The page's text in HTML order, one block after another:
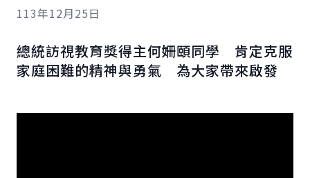
113年12月25日
總統訪視教育獎得主何姍頤同學 肯定克服
家庭困難的精神與勇氣 為大家帶來啟發